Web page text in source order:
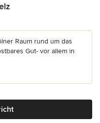
5 Sternen
Raum rund um das
Gut- vor allem in